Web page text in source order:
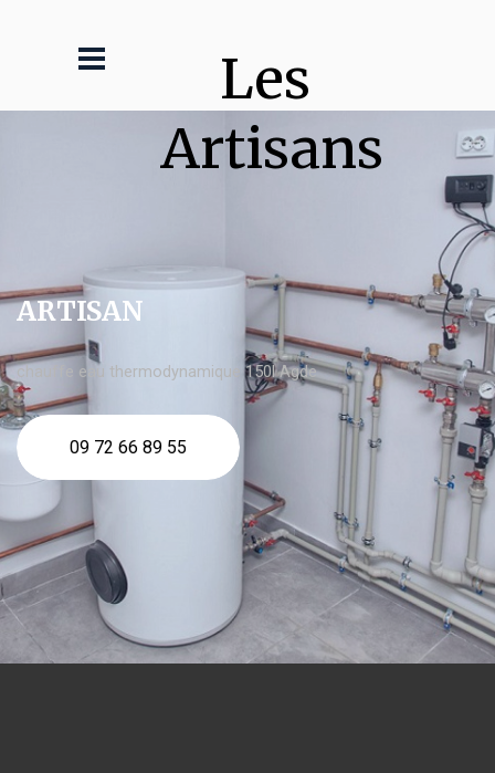
Les
Artisans
ARTISAN
chauffe eau thermodynamique 150l Agde
09 72 66 89 55